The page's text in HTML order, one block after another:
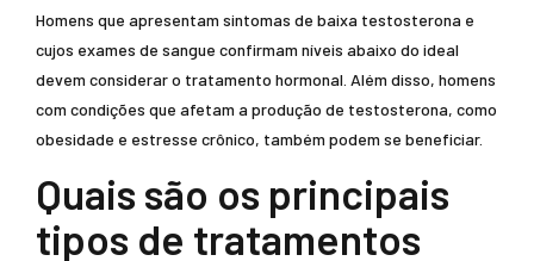
Homens que apresentam sintomas de baixa testosterona e
cujos exames de sangue confirmam níveis abaixo do ideal
devem considerar o tratamento hormonal. Além disso, homens
com condições que afetam a produção de testosterona, como
obesidade e estresse crônico, também podem se beneficiar.
Quais são os principais
tipos de tratamentos